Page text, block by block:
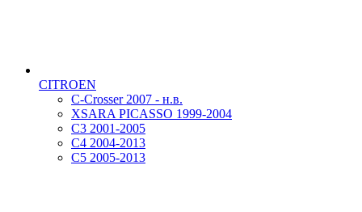
CITROEN
C-Crosser 2007 - н.в.
XSARA PICASSO 1999-2004
С3 2001-2005
С4 2004-2013
С5 2005-2013